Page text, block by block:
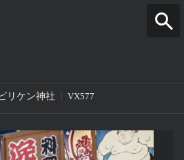
リケン神社 VX577